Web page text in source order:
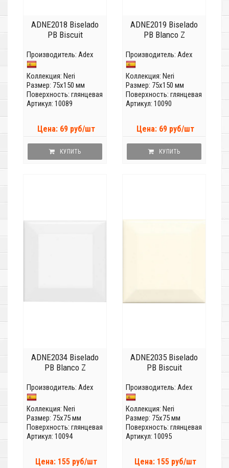
ADNE2018 Biselado
PB Biscuit
Производитель: Adex
Коллекция: Neri
Размер: 75x150 мм
Поверхность: глянцевая
Артикул: 10089
Цена: 69 руб/шт
КУПИТЬ
ADNE2019 Biselado
PB Blanco Z
Производитель: Adex
Коллекция: Neri
Размер: 75x150 мм
Поверхность: глянцевая
Артикул: 10090
Цена: 69 руб/шт
КУПИТЬ
ADNE2034 Biselado
PB Blanco Z
Производитель: Adex
Коллекция: Neri
Размер: 75x75 мм
Поверхность: глянцевая
Артикул: 10094
Цена: 155 руб/шт
ADNE2035 Biselado
PB Biscuit
Производитель: Adex
Коллекция: Neri
Размер: 75x75 мм
Поверхность: глянцевая
Артикул: 10095
Цена: 155 руб/шт